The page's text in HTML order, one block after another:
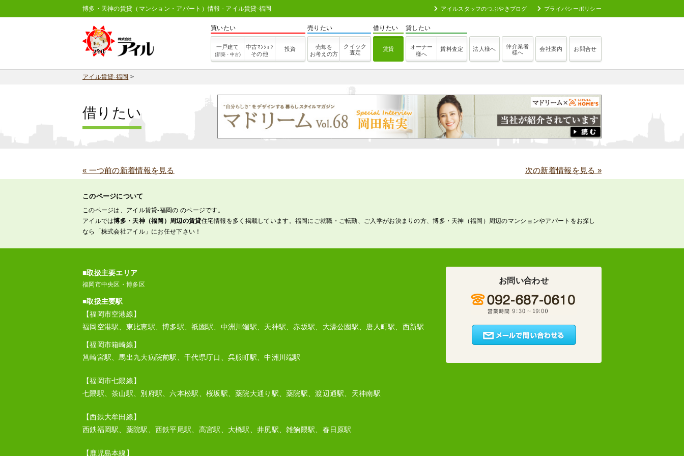
博多・天神の賃貸（マンション・アパート）情報 - アイル賃貸-福岡 アイルスタッフのつぶやきブログ プライバシーポリシー
買いたい
一戸建て
(新築・中古)
中古ﾏﾝｼｮﾝ
その他
投資
売りたい
売却を
お考えの方
クイック
査定
借りたい
賃貸
貸したい
オーナー
様へ
賃料査定 法人様へ
仲介業者
様へ
会社案内 お問合せ
アイル賃貸-福岡 >
借りたい
« 一つ前の新着情報を見る 次の新着情報を見る »
このページについて
このページは、アイル賃貸-福岡の のページです。
アイルでは博多・天神（福岡）周辺の賃貸住宅情報を多く掲載しています。福岡にご就職・ご転勤、ご入学がお決まりの方、博多・天神（福岡）周辺のマンションやアパートをお探し
なら「株式会社アイル」にお任せ下さい！
■取扱主要エリア
福岡市中央区・博多区
■取扱主要駅
【福岡市空港線】
福岡空港駅、東比恵駅、博多駅、祇園駅、中洲川端駅、天神駅、赤坂駅、大濠公園駅、唐人町駅、西新駅
【福岡市箱崎線】
筥崎宮駅、馬出九大病院前駅、千代県庁口、呉服町駅、中洲川端駅
【福岡市七隈線】
七隈駅、茶山駅、別府駅、六本松駅、桜坂駅、薬院大通り駅、薬院駅、渡辺通駅、天神南駅
【西鉄大牟田線】
西鉄福岡駅、薬院駅、西鉄平尾駅、高宮駅、大橋駅、井尻駅、雑餉隈駅、春日原駅
【鹿児島本線】
お問い合わせ